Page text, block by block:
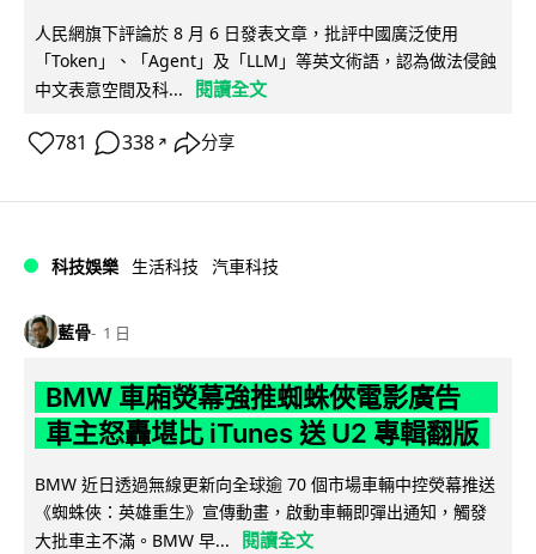
人民網旗下評論於 8 月 6 日發表文章，批評中國廣泛使用
「Token」、「Agent」及「LLM」等英文術語，認為做法侵蝕
中文表意空間及科...
閱讀全文
781 338 ↗ 分享
科技娛樂 生活科技 汽車科技
藍骨 1 日
BMW 車廂熒幕強推蜘蛛俠電影廣告
車主怒轟堪比 iTunes 送 U2 專輯翻版
BMW 近日透過無線更新向全球逾 70 個市場車輛中控熒幕推送
《蜘蛛俠：英雄重生》宣傳動畫，啟動車輛即彈出通知，觸發
大批車主不滿。BMW 早...
閱讀全文